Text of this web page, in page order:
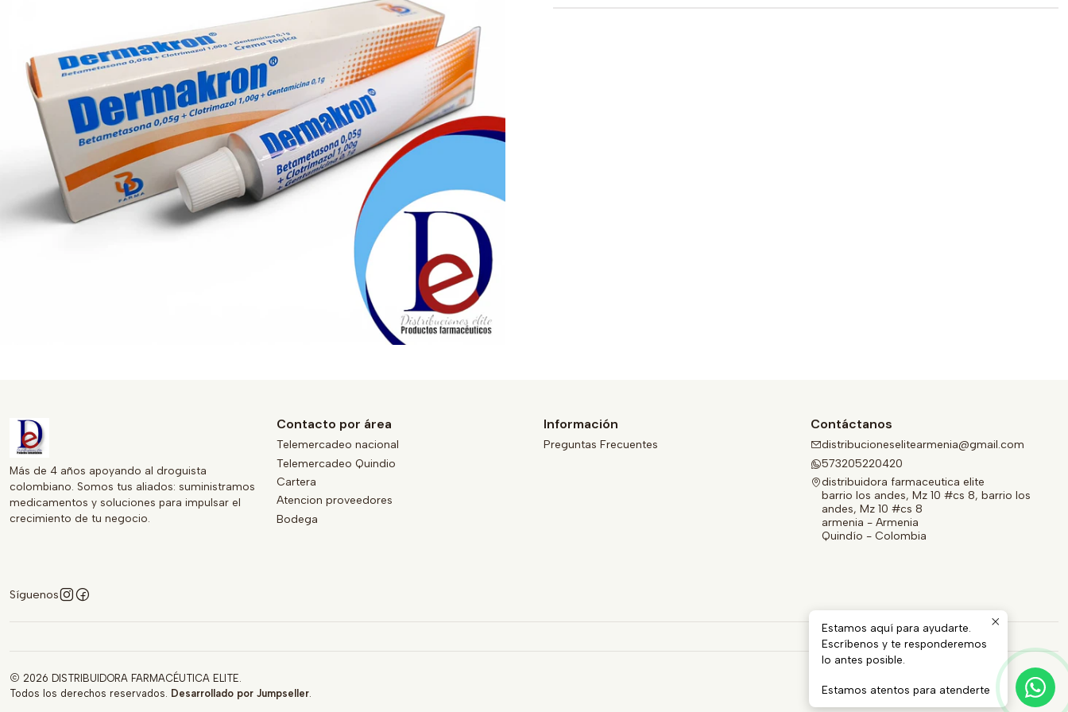
Mejora la salud de tu piel con DERMAKRON y experimenta la diferencia que puede hacer
Más de 4 años apoyando al droguista
colombiano. Somos tus aliados: suministramos
medicamentos y soluciones para impulsar el
crecimiento de tu negocio.
Síguenos
Contacto por área
Telemercadeo nacional
Telemercadeo Quindio
Cartera
Atencion proveedores
Bodega
Información
Preguntas Frecuentes
Contáctanos
distribucioneselitearmenia@gmail.com
573205220420
distribuidora farmaceutica elite
barrio los andes, Mz 10 #cs 8, barrio los
andes, Mz 10 #cs 8
armenia - Armenia
Quindío - Colombia
2026 DISTRIBUIDORA FARMACÉUTICA ELITE.
Todos los derechos reservados. Desarrollado por Jumpseller.
Estamos aquí para ayudarte.
Escríbenos y te responderemos
lo antes posible.
Estamos atentos para atenderte